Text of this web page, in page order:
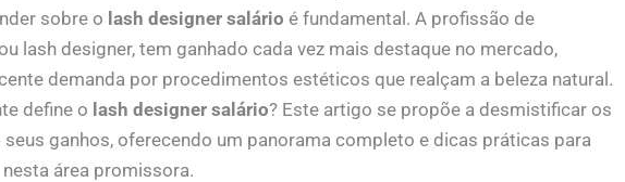
sobre o lash designer salário é fundamental. A profissão de
lash designer, tem ganhado cada vez mais destaque no mercado,
demanda por procedimentos estéticos que realçam a beleza natural.
define o lash designer salário? Este artigo se propõe a desmistificar os
ganhos, oferecendo um panorama completo e dicas práticas para
área promissora.